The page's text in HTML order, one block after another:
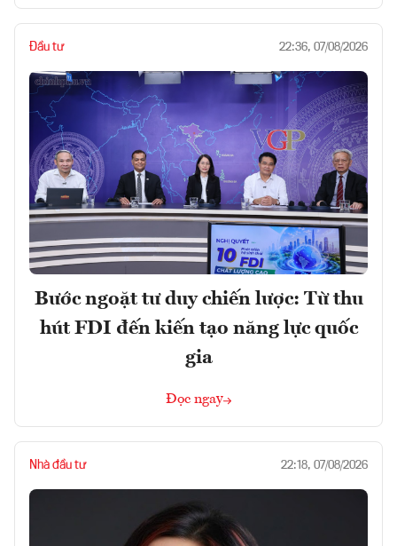
Đầu tư 22:36, 07/08/2026
Bước ngoặt tư duy chiến lược: Từ thu
hút FDI đến kiến tạo năng lực quốc
gia
Đọc ngay
Nhà đầu tư 22:18, 07/08/2026